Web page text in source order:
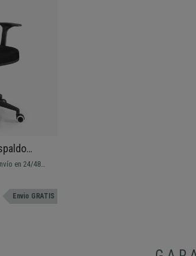
En
en 24/48
bloqueable
Envio GRATIS